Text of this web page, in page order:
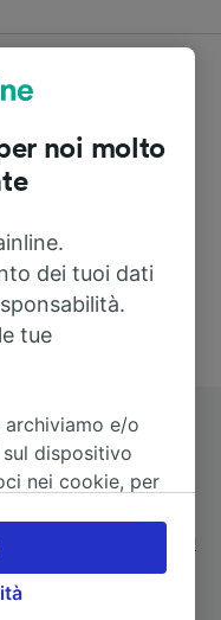
da Lione a
giusto.
sufficiente avviare
i tempi e i costi del
Trainline puoi
oltre 170
la
Vai su
noi molto
dei tuoi dati
tue
archiviamo e/o
dispositivo
nei cookie, per
scelte facendo
diritto di
legittimo o